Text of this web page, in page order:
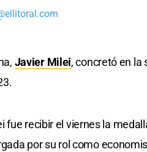
Javier Milei, concretó en la
fue recibir el viernes la
por su rol como